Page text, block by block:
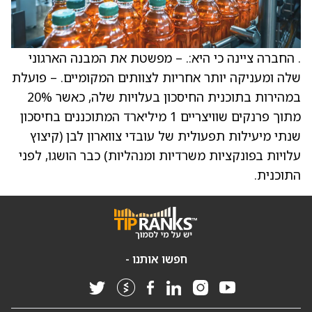
. החברה ציינה כי היא:. – מפשטת את המבנה הארגוני
שלה ומעניקה יותר אחריות לצוותים המקומיים. – פועלת
במהירות בתוכנית החיסכון בעלויות שלה, כאשר 20%
מתוך פרנקים שוויצריים 1 מיליארד המתוכננים בחיסכון
שנתי מיעילות תפעולית של עובדי צווארון לבן (קיצוץ
עלויות בפונקציות משרדיות ומנהליות) כבר הושגו, לפני
התוכנית.
חפשו אותנו -